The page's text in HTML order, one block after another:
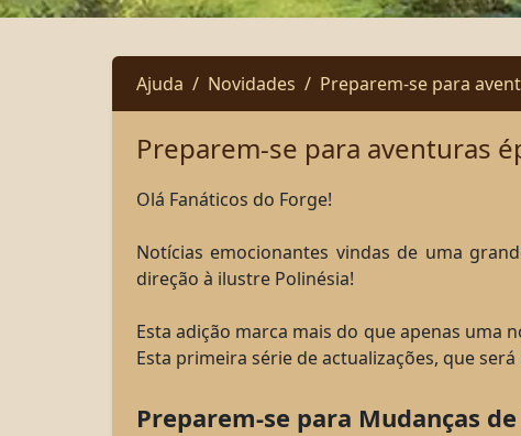
Ajuda Novidades Preparem-se para
Preparem-se para aventuras
Olá Fanáticos do Forge!
Notícias emocionantes vindas de uma
direção à ilustre Polinésia!
Esta adição marca mais do que apenas uma
Esta primeira série de actualizações, que
Preparem-se para Mudanças